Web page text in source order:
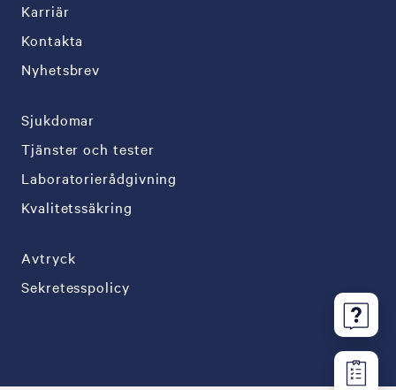
Karriär
Kontakta
Nyhetsbrev
Sjukdomar
Tjänster och tester
Laboratorierådgivning
Kvalitetssäkring
Avtryck
Sekretesspolicy